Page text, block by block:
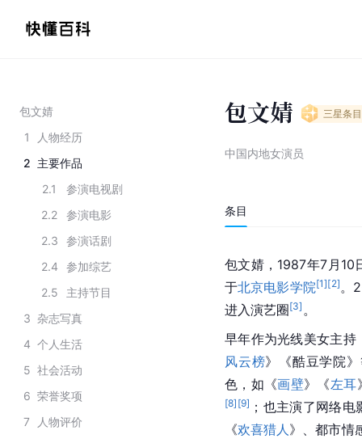
包文婧
1
人物经历
2 主要作品
2.1
参演电视剧
2.2
参演电影
2.3
参演话剧
2.4
参加综艺
2.5
主持节目
3 杂志写真
4 个人生活
5 社会活动
6 荣誉奖项
7
人物评价
包文婧 三星条目
中国内地女演员
条目
包文婧，1987年7月10
于北京电影学院[1][2] 。
进入演艺圈[3] 。
早年作为光线美女主
风云榜》《酷豆学院
色，如《画壁》《左耳
[8] [9] ；也主演了网络电
《欢喜猎人 》、都市情